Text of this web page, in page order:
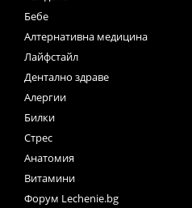
Бебе
Алтернативна медицина
Лайфстайл
Дентално здраве
Алергии
Билки
Стрес
Анатомия
Витамини
Форум Lechenie.bg